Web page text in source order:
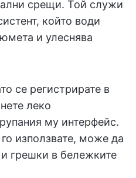
срещи. Той служи
който води
и улеснява
се регистрирате в
леко
му интерфейс.
използвате, може да
грешки в бележките